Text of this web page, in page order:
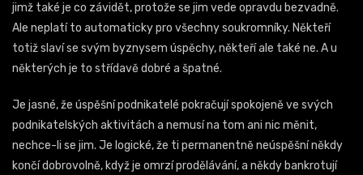
jimž také je co závidět, protože se jim vede opravdu bezvadně.
Ale neplatí to automaticky pro všechny soukromníky. Někteří
totiž slaví se svým byznysem úspěchy, někteří ale také ne. A u
některých je to střídavě dobré a špatné.
Je jasné, že úspěšní podnikatelé pokračují spokojeně ve svých
podnikatelských aktivitách a nemusí na tom ani nic měnit,
nechce-li se jim. Je logické, že ti permanentně neúspěšní někdy
končí dobrovolně, když je omrzí prodělávání, a někdy bankrotují